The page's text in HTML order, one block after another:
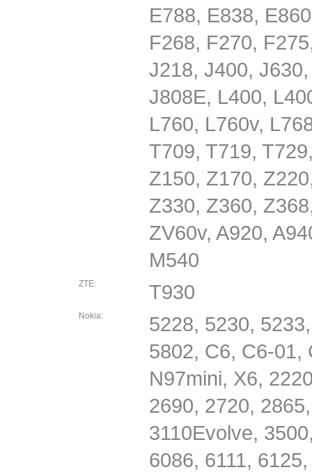
E788, E838,
F268, F270,
J218, J400,
J808E, L400,
L760, L760v,
T709, T719,
Z150, Z170,
Z330, Z360,
ZV60v, A920,
M540
ZTE: T930
Nokia:
5228, 5230,
5802, C6, C6-01,
N97mini, X6,
2690, 2720,
3110Evolve,
6086, 6111,